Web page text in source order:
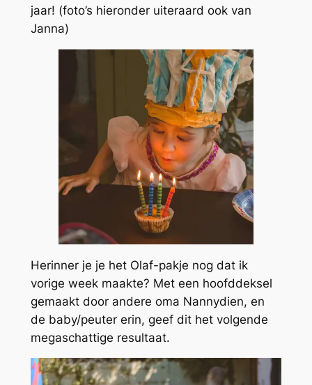
jaar! (foto’s hieronder uiteraard ook van
Janna)
Herinner je je het Olaf-pakje nog dat ik
vorige week maakte? Met een hoofddeksel
gemaakt door andere oma Nannydien, en
de baby/peuter erin, geef dit het volgende
megaschattige resultaat.